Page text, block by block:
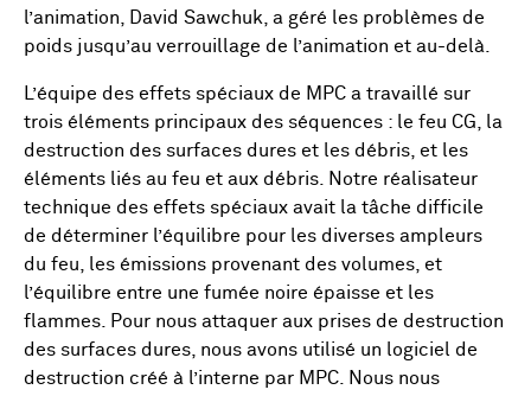
l’animation, David Sawchuk, a géré les problèmes de
poids jusqu’au verrouillage de l’animation et au-delà.
L’équipe des effets spéciaux de MPC a travaillé sur
trois éléments principaux des séquences : le feu CG, la
destruction des surfaces dures et les débris, et les
éléments liés au feu et aux débris. Notre réalisateur
technique des effets spéciaux avait la tâche difficile
de déterminer l’équilibre pour les diverses ampleurs
du feu, les émissions provenant des volumes, et
l’équilibre entre une fumée noire épaisse et les
flammes. Pour nous attaquer aux prises de destruction
des surfaces dures, nous avons utilisé un logiciel de
destruction créé à l’interne par MPC. Nous nous